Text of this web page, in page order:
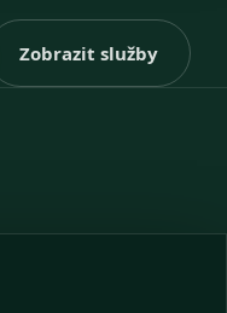
Zobrazit služby